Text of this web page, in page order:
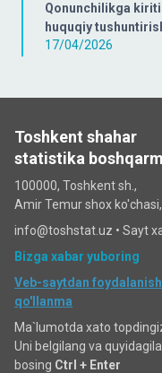
Qonunchilikga
huquqiy
17/04/2026
Toshkent shahar
statistika
100000, Toshkent sh.,
Amir Temur shox
info@toshstat.uz • Sayt
Bizga xabar yuboring
Veb-saytdan
qo'llanma
Ma`lumotda xato
Uni belgilang va
bosing Ctrl + Enter